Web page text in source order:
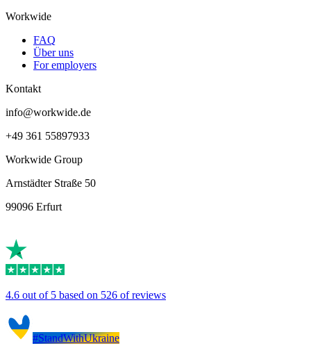
Workwide
FAQ
Über uns
For employers
Kontakt
info@workwide.de
+49 361 55897933
Workwide Group
Arnstädter Straße 50
99096 Erfurt
4.6 out of 5 based on 526 of reviews
#StandWithUkraine